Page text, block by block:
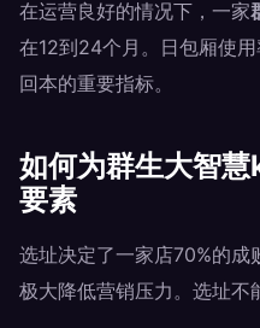
在运营良好的情况下，一家
在12到24个月。日包厢使
回本的重要指标。
如何为群生大智
要素
选址决定了一家店70%的成
极大降低营销压力。选址不